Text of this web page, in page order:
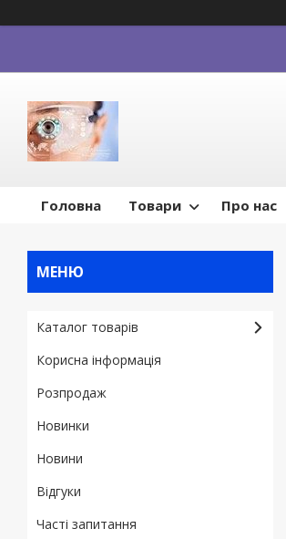
Головна Товари Про нас
Каталог товарів
Корисна інформація
Pозпродаж
Новинки
Новини
Відгуки
Часті запитання